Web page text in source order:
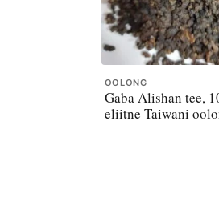
OOLONG
Gaba Alishan tee,
eliitne Taiwani